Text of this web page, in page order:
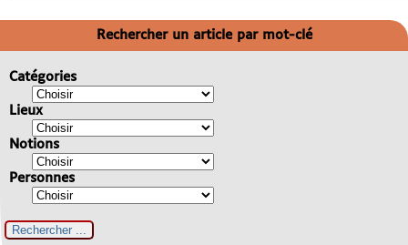
Rechercher un article par mot-clé
Catégories
Lieux
Notions
Personnes